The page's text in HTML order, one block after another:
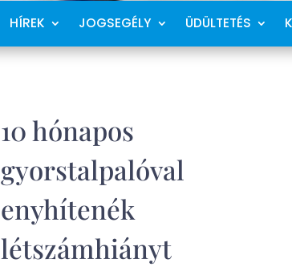
HÍREK JOGSEGÉLY ÜDÜLTETÉS
10 hónapos
gyorstalpalóval
enyhítenék
létszámhiányt